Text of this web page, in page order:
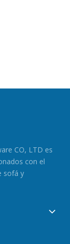
CO, LTD es
con el
sofá y